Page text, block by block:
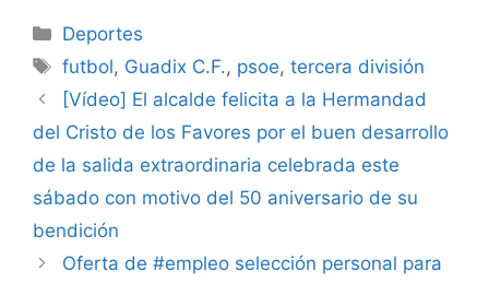
Categorías
Deportes
Etiquetas
futbol, Guadix C.F., psoe,tercera división
[Vídeo] El alcalde felicita a la Hermandad
del Cristo de los Favores por el buen desarrollo
de la salida extraordinaria celebrada este
sábado con motivo del 50 aniversario de su
bendición
Oferta de #empleo selección personal para